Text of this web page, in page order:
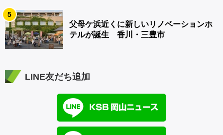
5
父母ケ浜近くに新しいリノベーションホ
テルが誕生 香川・三豊市
LINE友だち追加